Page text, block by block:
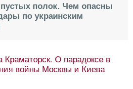
полок. Чем опасны
по украинским
Краматорск. О парадоксе в
войны Москвы и Киева